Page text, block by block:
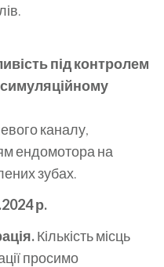
під контролем
каналу,
ендомотора на
зубах.
р.
Кількість місць
просимо